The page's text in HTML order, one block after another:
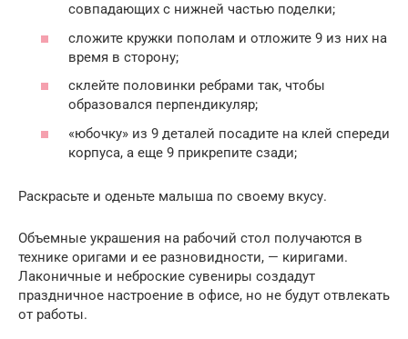
совпадающих с нижней частью поделки;
сложите кружки пополам и отложите 9 из них на
время в сторону;
склейте половинки ребрами так, чтобы
образовался перпендикуляр;
«юбочку» из 9 деталей посадите на клей спереди
корпуса, а еще 9 прикрепите сзади;
Раскрасьте и оденьте малыша по своему вкусу.
Объемные украшения на рабочий стол получаются в
технике оригами и ее разновидности, — киригами.
Лаконичные и неброские сувениры создадут
праздничное настроение в офисе, но не будут отвлекать
от работы.